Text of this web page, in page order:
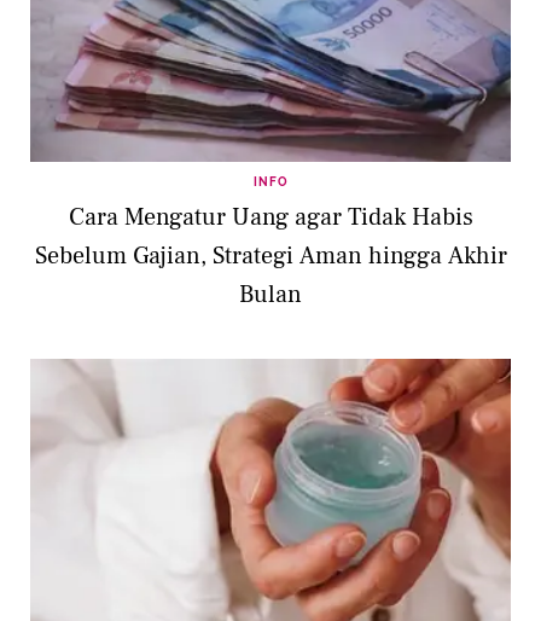
INFO
Cara Mengatur Uang agar Tidak Habis
Sebelum Gajian, Strategi Aman hingga Akhir
Bulan